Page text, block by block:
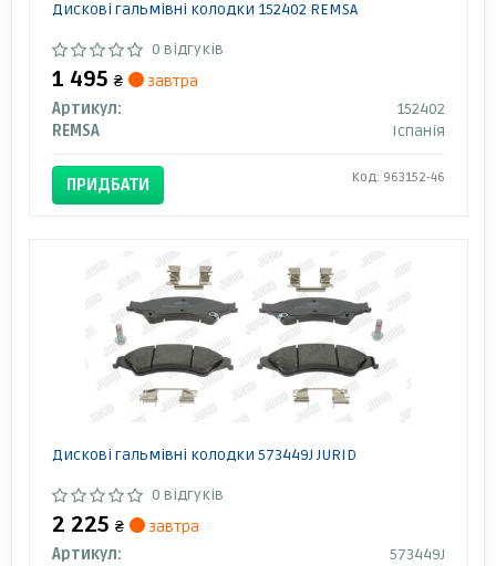
Дискові гальмівні колодки 152402 REMSA
0 відгуків
1 495 ₴
завтра
Артикул:
152402
REMSA
Іспанія
ПРИДБАТИ Код: 963152-46
Дискові гальмівні колодки 573449J JURID
0 відгуків
2 225 ₴
завтра
Артикул:
573449J